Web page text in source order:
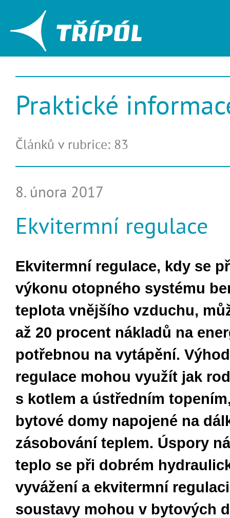
Praktické
Článků v rubrice: 83
8. února 2017
Ekvitermní regulace
Ekvitermní regulace, kdy se
výkonu otopného systému
teplota vnějšího vzduchu,
až 20 procent nákladů na
potřebnou na vytápění.
regulace mohou využít jak
s kotlem a ústředním
bytové domy napojené na
zásobování teplem. Úspory
teplo se při dobrém
vyvážení a ekvitermní
soustavy mohou v bytových